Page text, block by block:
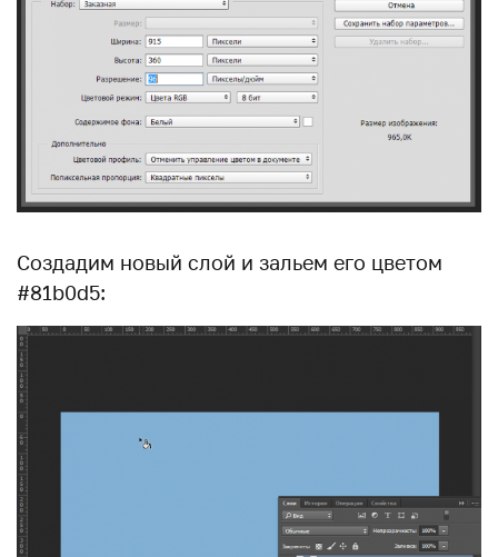
Создадим новый слой и зальем его цветом
#81b0d5: